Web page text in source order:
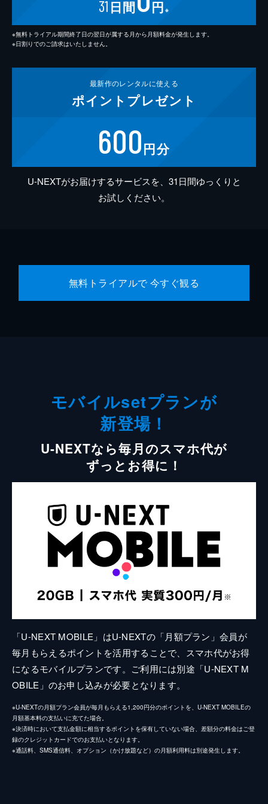
31 日間 円 ※
※無料トライアル期間終了日の翌日が属する月から月額料金が発生します。
※日割りでのご請求はいたしません。
最新作のレンタルに使える
ポイント プレゼント
600円分
U-NEXTがお届けするサービスを、31日間ゆっくりと
お試しください。
無料トライアルで 今すぐ観る
モバイルsetプランが
新登場！
U-NEXTなら毎月のスマホ代が
ずっとお得に！
「U-NEXT MOBILE」はU-NEXTの「月額プラン」会員が
毎月もらえるポイントを活用することで、スマホ代がお得
になるモバイルプランです。ご利用には別途「U-NEXT M
OBILE」のお申し込みが必要となります。
※U-NEXTの月額プラン会員が毎月もらえる1,200円分のポイントを、U-NEXT MOBILEの
月額基本料の支払いに充てた場合。
※決済時において支払金額に相当するポイントを保有していない場合、差額分の料金はご登
録のクレジットカードでのお支払いとなります。
※通話料、SMS通信料、オプション（かけ放題など）の月額利用料は別途発生します。